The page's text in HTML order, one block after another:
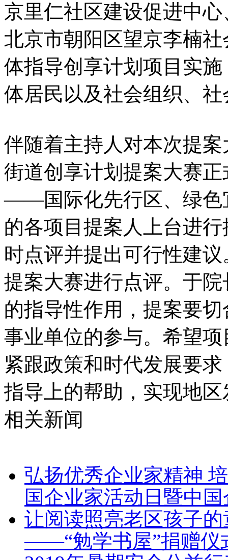
京里仁社区建设促进中
北京市朝阳区望京李楠
体指导创享计划项目实
体居民以及社会组织、
伴随着主持人对本次提
街道创享计划提案大赛
——国际化先行区、绿色
的各项目提案人上台进
时点评并提出可行性建
提案大赛进行点评。于
的指导性作用，提案要
事业单位的参与。希望
紧跟政策和时代发展要
指导上的帮助，实现地区
相关新闻
弘扬优秀企业家精神
国企业家活动日暨中
让阅读照亮老区孩子
——“勉学书屋”捐赠仪